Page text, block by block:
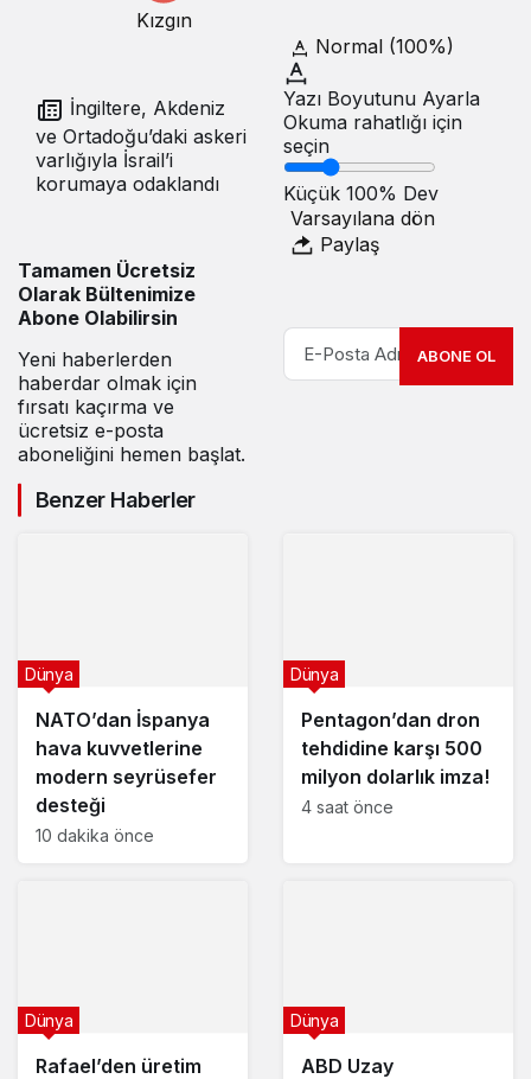
Kızgın
İngiltere, Akdeniz
ve Ortadoğu’daki askeri
varlığıyla İsrail’i
korumaya odaklandı
Normal (100%)
Yazı Boyutunu Ayarla
Okuma rahatlığı için
seçin
Küçük 100% Dev
Varsayılana dön
Paylaş
Tamamen Ücretsiz
Olarak Bültenimize
Abone Olabilirsin
Yeni haberlerden
haberdar olmak için
fırsatı kaçırma ve
ücretsiz e-posta
aboneliğini hemen başlat.
ABONE OL
Benzer Haberler
NATO’dan İspanya
hava kuvvetlerine
modern seyrüsefer
desteği
Dünya
10 dakika önce
Pentagon’dan dron
tehdidine karşı 500
milyon dolarlık imza!
Dünya
4 saat önce
Rafael’den üretim
Dünya
ABD Uzay
Dünya